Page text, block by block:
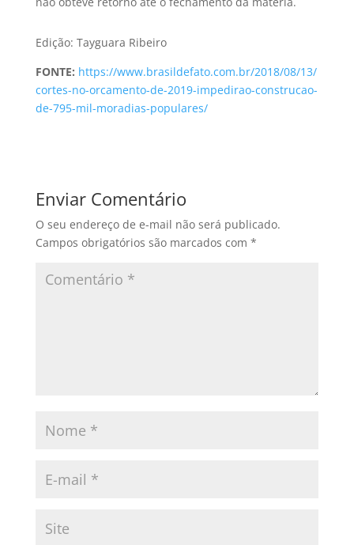
Edição: Tayguara Ribeiro
FONTE: https://www.brasildefato.com.br/2018/08/13/
cortes-no-orcamento-de-2019-impedirao-construcao-
de-795-mil-moradias-populares/
Enviar Comentário
O seu endereço de e-mail não será publicado.
Campos obrigatórios são marcados com *